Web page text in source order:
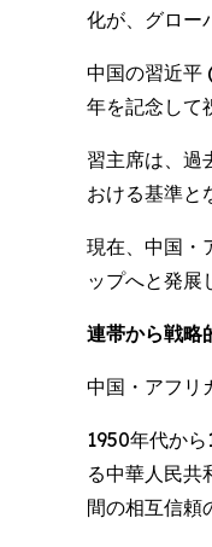
化が、グロー
中国の習近平
年を記念して
習主席は、過
おける基準と
現在、中国・
ップへと発展
連帯から戦略
中国・アフリ
1950年代か
る中華人民共
間の相互信頼